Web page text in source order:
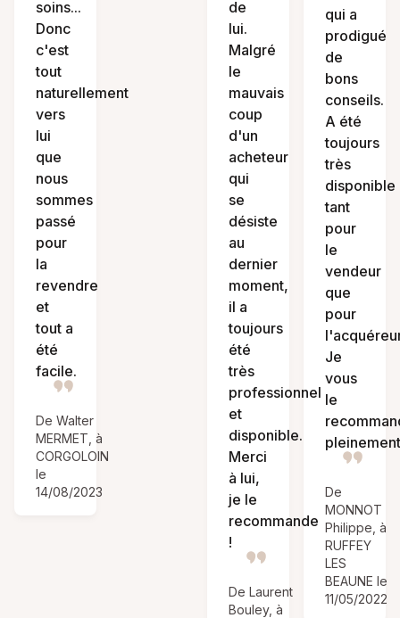
soins...
Donc
c'est
tout
naturellement
vers
lui
que
nous
sommes
passé
pour
la
revendre
et
tout a
été
facile.
De Walter
MERMET, à
CORGOLOIN
le
14/08/2023
de
lui.
Malgré
le
mauvais
coup
d'un
acheteur
qui
se
désiste
au
dernier
moment,
il a
toujours
été
très
professionnel
et
disponible.
Merci
à lui,
je le
recommande
!
De Laurent
Bouley, à
qui a
prodigué
de
bons
conseils.
A été
toujours
très
disponible
tant
pour
le
vendeur
que
pour
Je
vous
le
De
MONNOT
Philippe, à
RUFFEY
LES
BEAUNE le
11/05/2022